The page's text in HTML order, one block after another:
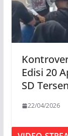
Edisi 20
SD
22/04/2026